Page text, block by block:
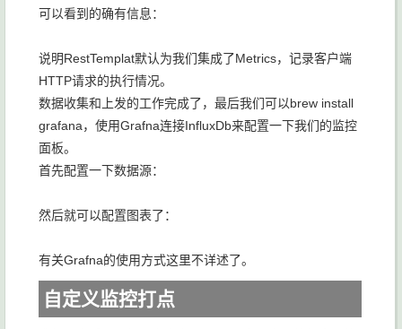
可以看到的确有信息：
说明RestTemplat默认为我们集成了Metrics，记录客户端
HTTP请求的执行情况。
数据收集和上发的工作完成了，最后我们可以brew install
grafana，使用Grafna连接InfluxDb来配置一下我们的监控
面板。
首先配置一下数据源：
然后就可以配置图表了：
有关Grafna的使用方式这里不详述了。
自定义监控打点